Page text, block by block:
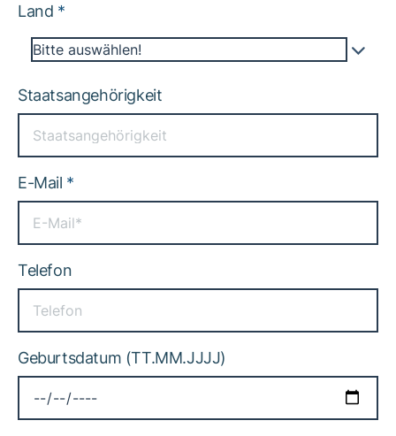
Land *
Bitte auswählen!
Staatsangehörigkeit
E-Mail *
Telefon
Geburtsdatum (TT.MM.JJJJ)